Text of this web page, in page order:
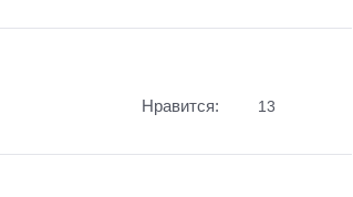
Нравится: 13